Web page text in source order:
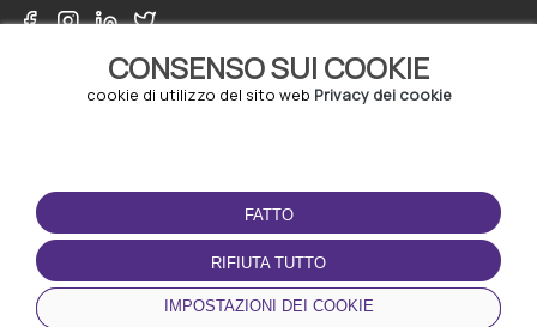
CONSENSO SUI COOKIE
cookie di utilizzo del sito web Privacy dei cookie
FATTO
RIFIUTA TUTTO
IMPOSTAZIONI DEI COOKIE
CONDIZIONI D'USO
Termini e Condizioni
Politica sulla riservatezza
Gestione dei Cookie
SCARICA L'APP